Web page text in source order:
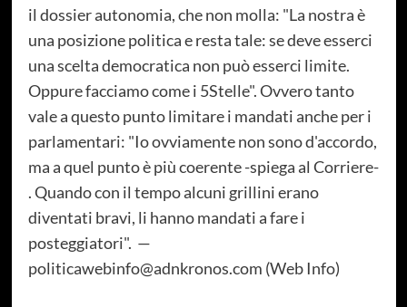
il dossier autonomia, che non molla: "La nostra è
una posizione politica e resta tale: se deve esserci
una scelta democratica non può esserci limite.
Oppure facciamo come i 5Stelle". Ovvero tanto
vale a questo punto limitare i mandati anche per i
parlamentari: "Io ovviamente non sono d'accordo,
ma a quel punto è più coerente -spiega al Corriere-
. Quando con il tempo alcuni grillini erano
diventati bravi, li hanno mandati a fare i
posteggiatori". —
politicawebinfo@adnkronos.com (Web Info)